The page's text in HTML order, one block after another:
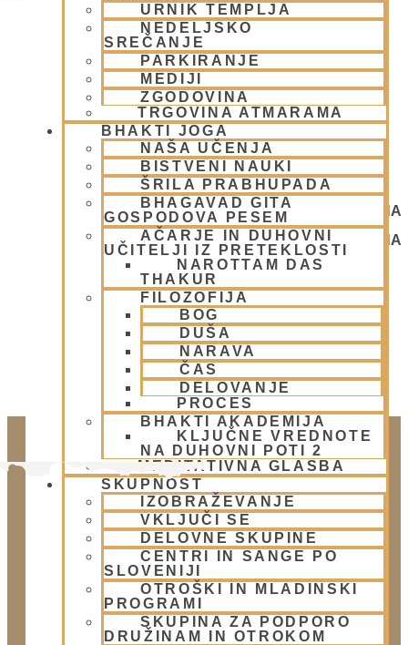
URNIK TEMPLJA
NEDELJSKO
SREČANJE
PARKIRANJE
MEDIJI
ZGODOVINA
TRGOVINA ATMARAMA
BHAKTI JOGA
NAŠA UČENJA
BISTVENI NAUKI
ŠRILA PRABHUPADA
BHAGAVAD GITA
GOSPODOVA PESEM
AČARJE IN DUHOVNI
UČITELJI IZ PRETEKLOSTI
NAROTTAM DAS
THAKUR
FILOZOFIJA
BOG
DUŠA
NARAVA
ČAS
DELOVANJE
PROCES
BHAKTI AKADEMIJA
KLJUČNE VREDNOTE
NA DUHOVNI POTI 2
MEDITATIVNA GLASBA
SKUPNOST
IZOBRAŽEVANJE
VKLJUČI SE
DELOVNE SKUPINE
CENTRI IN SANGE PO
SLOVENIJI
OTROŠKI IN MLADINSKI
PROGRAMI
SKUPINA ZA PODPORO
DRUŽINAM IN OTROKOM
NEDELJSKO SREČANJE - CENTER HARE KRIŠNA
LJUBLJANA
NEDELJSKO SREČANJE - CENTER HARE KRIŠNA
LJUBLJANA
Klikni gumb spodaj.